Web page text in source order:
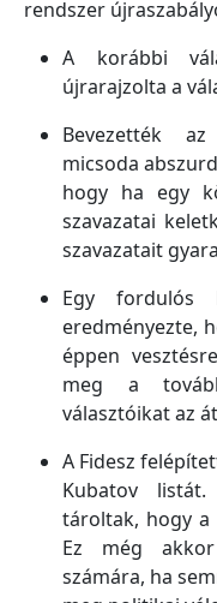
rendszer
A korábbi
újrarajzolta a
Bevezették
micsoda
hogy ha egy
szavazatai
szavazatait
Egy fordulós
eredményezte,
éppen
meg a
választóikat az
A Fidesz
Kubatov
tároltak, hogy a
Ez még
számára, ha